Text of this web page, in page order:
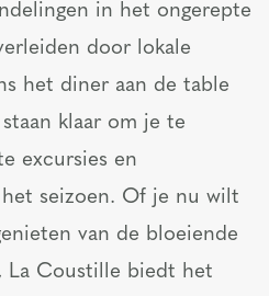
in het ongerepte
door lokale
het diner aan de table
klaar om je te
excursies en
seizoen. Of je nu wilt
van de bloeiende
La Coustille biedt het